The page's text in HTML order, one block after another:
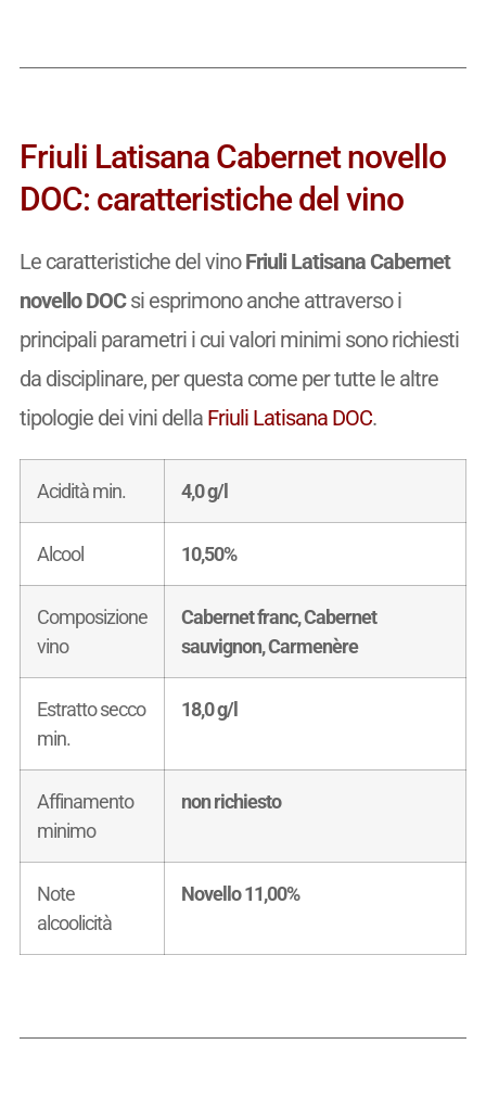
Friuli Latisana Cabernet novello
DOC: caratteristiche del vino
Le caratteristiche del vinoFriuli Latisana Cabernet
novello DOCsi esprimono anche attraverso i
principali parametri i cui valori minimi sono richiesti
da disciplinare, per questa come per tutte le altre
tipologie dei vini della Friuli Latisana DOC.
Acidità min. 4,0 g/l
Alcool 10,50%
Composizione
vino
Cabernet franc, Cabernet
sauvignon, Carmenère
Estratto secco
min.
18,0 g/l
Affinamento
minimo
non richiesto
Note
alcoolicità
Novello 11,00%